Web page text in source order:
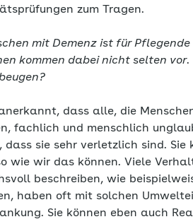
zum Tragen.
mit Demenz ist für
kommen dabei nicht selten
dass alle, die
fachlich und menschlich
dass sie sehr verletzlich sind.
wie wir das können. Viele
beschreiben, wie
haben oft mit solchen
Sie können eben auch